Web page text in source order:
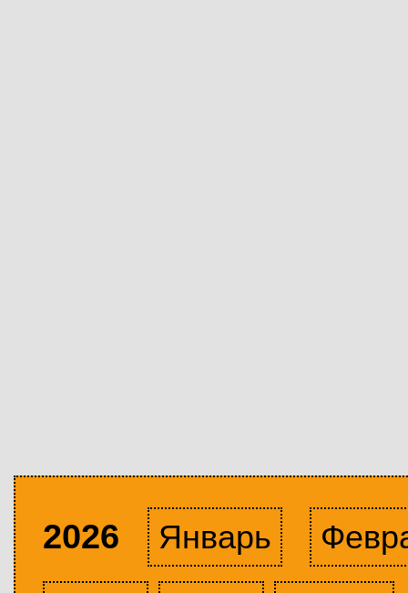
2026 Январь